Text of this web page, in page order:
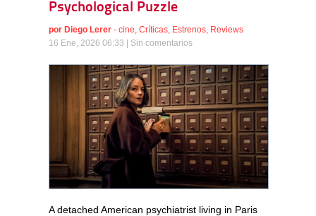
Psychological Puzzle
por Diego Lerer - cine, Críticas, Estrenos, Reviews
16 Ene, 2026 06:33 | Sin comentarios
A detached American psychiatrist living in Paris